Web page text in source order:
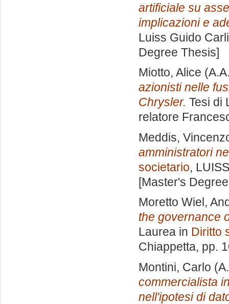
artificiale su
implicazioni e
Luiss Guido
Degree Thesis]
Miotto, Alice
azionisti nelle
Chrysler. Tesi di
relatore
Meddis,
amministratori
societario,
[Master's
Moretto Wiel,
the governance
Laurea in Diritto
Chiappetta, pp.
Montini, Carlo
commercialista
nell'ipotesi di